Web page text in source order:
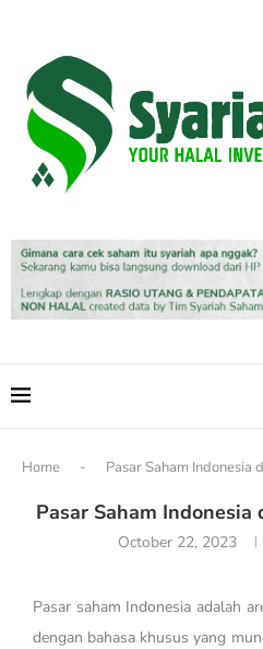
Home - Pasar Saham Indonesia
Pasar Saham
October 22, 2023
Pasar saham Indonesia adalah
dengan bahasa khusus yang